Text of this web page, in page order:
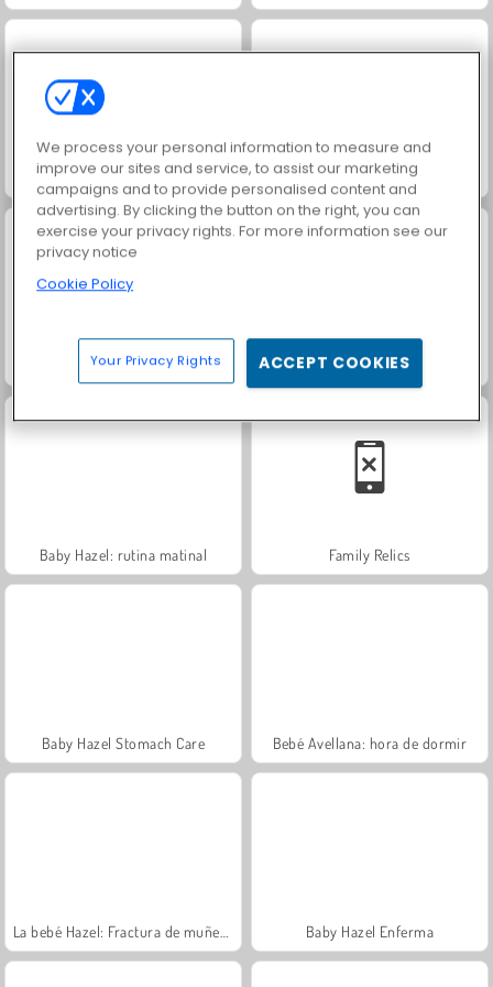
Fashion Princess - Dress Up for Girls Baby Hazel: veterinaria
La bebé Hazel en la cocina Bebé Avellana: higiene en el baño
Baby Hazel: rutina matinal Family Relics
Baby Hazel Stomach Care Bebé Avellana: hora de dormir
Baby Hazel Enferma
We process your personal information to measure and
improve our sites and service, to assist our marketing
campaigns and to provide personalised content and
advertising. By clicking the button on the right, you can
exercise your privacy rights. For more information see our
privacy notice
Cookie Policy
Your Privacy Rights ACCEPT COOKIES